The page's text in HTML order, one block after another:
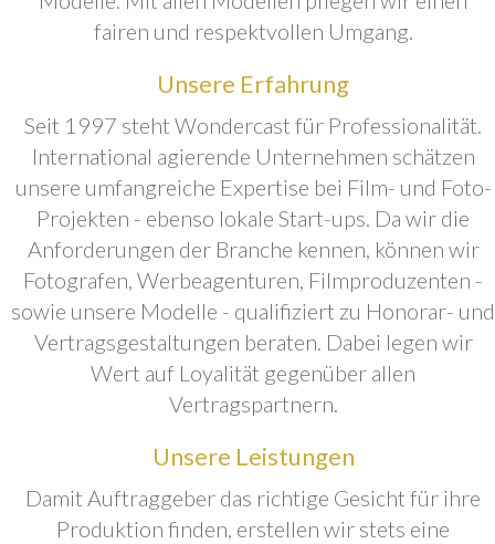
fairen und respektvollen Umgang.
Unsere Erfahrung
Seit 1997 steht Wondercast für Professionalität.
International agierende Unternehmen schätzen
unsere umfangreiche Expertise bei Film- und Foto-
Projekten - ebenso lokale Start-ups. Da wir die
Anforderungen der Branche kennen, können wir
Fotografen, Werbeagenturen, Filmproduzenten -
sowie unsere Modelle - qualifiziert zu Honorar- und
Vertragsgestaltungen beraten. Dabei legen wir
Wert auf Loyalität gegenüber allen
Vertragspartnern.
Unsere Leistungen
Damit Auftraggeber das richtige Gesicht für ihre
Produktion finden, erstellen wir stets eine